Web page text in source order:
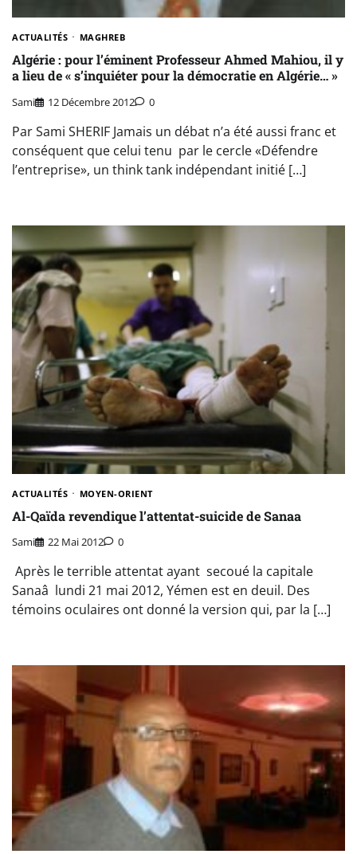
ACTUALITÉS MAGHREB
Algérie : pour l’éminent Professeur Ahmed Mahiou, il y
a lieu de « s’inquiéter pour la démocratie en Algérie… »
Sami 12 Décembre 2012 0
Par Sami SHERIF Jamais un débat n’a été aussi franc et
conséquent que celui tenu par le cercle «Défendre
l’entreprise», un think tank indépendant initié […]
ACTUALITÉS MOYEN-ORIENT
Al-Qaïda revendique l’attentat-suicide de Sanaa
Sami 22 Mai 2012 0
Après le terrible attentat ayant secoué la capitale
Sanaâ lundi 21 mai 2012, Yémen est en deuil. Des
témoins oculaires ont donné la version qui, par la […]